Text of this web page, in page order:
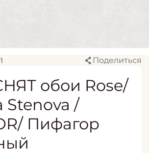
Поделиться
обои Rose/
Stenova /
Пифагор